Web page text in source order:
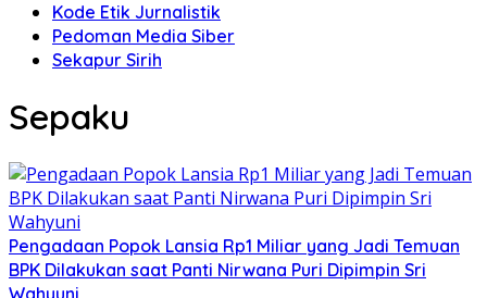
Kode Etik Jurnalistik
Pedoman Media Siber
Sekapur Sirih
Sepaku
Pengadaan Popok Lansia Rp1 Miliar yang Jadi Temuan
BPK Dilakukan saat Panti Nirwana Puri Dipimpin Sri
Wahyuni